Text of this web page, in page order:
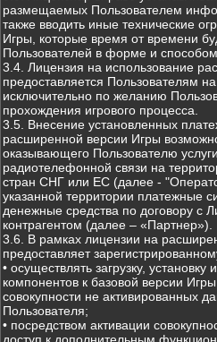
размещаемых Пользователем
также вводить иные технические
Игры, которые время от времени
Пользователей в форме и
3.4. Лицензия на использование
предоставляется Пользователям
исключительно по желанию
прохождения игрового процесса.
3.5. Внесение установленных
расширенной версии Игры
оказывающего Пользователю
радиотелефонной связи на
стран СНГ или ЕС (далее -
указанной территории платежные
денежные средства по договору с
контрагентом (далее – «Партнер»).
3.6. В рамках лицензии на
предоставляет
• осуществлять загрузку,
компонентов к базовой версии
совокупности не активированных
Пользователя;
• посредством активации